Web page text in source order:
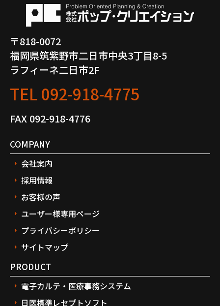
〒818-0072
福岡県筑紫野市二日市中央3丁目8-5
ラフィーネ二日市2F
TEL092-918-4775
FAX 092-918-4776
COMPANY
会社案内
採用情報
お客様の声
ユーザー様専用ページ
プライバシーポリシー
サイトマップ
PRODUCT
電子カルテ・医療事務システム
日医標準レセプトソフト